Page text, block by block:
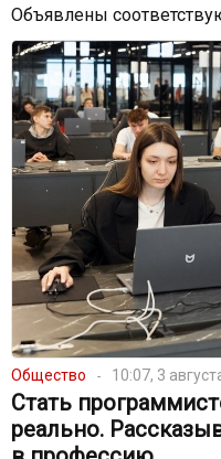
Объявлены
Общество 10:07, 3
Стать
реально.